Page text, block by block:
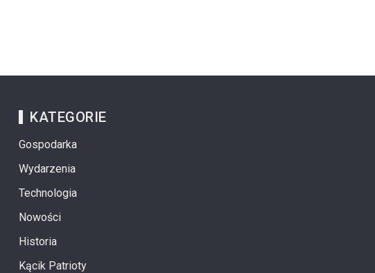
Krwawa Niedziela 11 Lipca 1943
2026-07-06
KATEGORIE
Gospodarka
Wydarzenia
Technologia
Nowości
Historia
Kącik Patrioty